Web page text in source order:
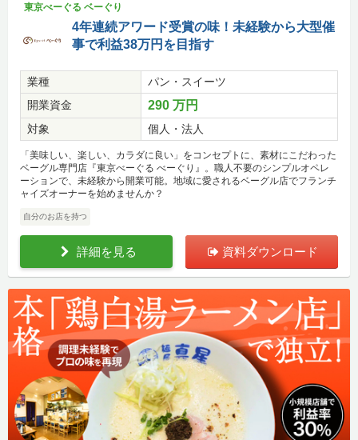
東京べーぐる ベーぐり
4年連続アワード受賞の味！未経験から大型催
事で利益38万円を目指す
業種
パン・スイーツ
開業資金
290 万円
対象 個人・法人
「美味しい、楽しい、カラダに良い」をコンセプトに、素材にこだわった
ベーグル専門店『東京べーぐる べーぐり』。職人不要のシンプルオペレ
ーションで、未経験から開業可能。地域に愛されるベーグル店でフランチ
ャイズオーナーを始めませんか？
自分のお店を持つ
詳細を見る 資料ダウンロード